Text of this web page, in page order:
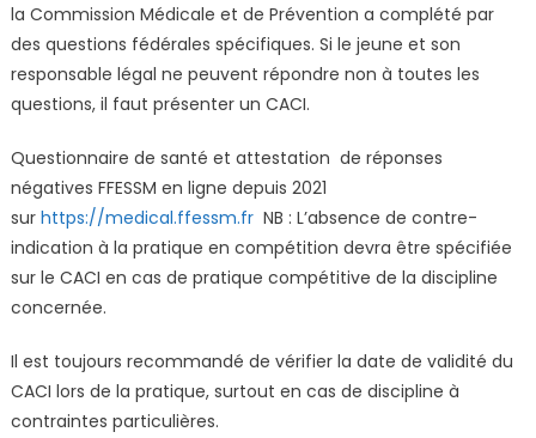
la Commission Médicale et de Prévention a complété par
des questions fédérales spécifiques. Si le jeune et son
responsable légal ne peuvent répondre non à toutes les
questions, il faut présenter un CACI.
Questionnaire de santé et attestation de réponses
négatives FFESSM en ligne depuis 2021
sur https://medical.ffessm.frNB : L’absence de contre-
indication à la pratique en compétition devra être spécifiée
sur le CACI en cas de pratique compétitive de la discipline
concernée.
Il est toujours recommandé de vérifier la date de validité du
CACI lors de la pratique, surtout en cas de discipline à
contraintes particulières.